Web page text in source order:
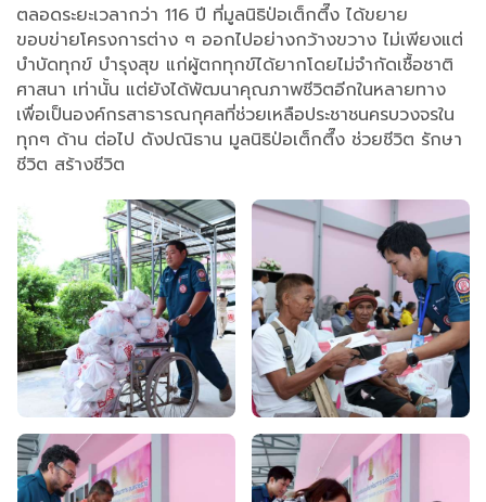
ตลอดระยะเวลากว่า 116 ปี ที่มูลนิธิป่อเต็กตึ๊ง ได้ขยาย
ขอบข่ายโครงการต่าง ๆ ออกไปอย่างกว้างขวาง ไม่เพียงแต่
บำบัดทุกข์ บำรุงสุข แก่ผู้ตกทุกข์ได้ยากโดยไม่จำกัดเชื้อชาติ
ศาสนา เท่านั้น แต่ยังได้พัฒนาคุณภาพชีวิตอีกในหลายทาง
เพื่อเป็นองค์กรสาธารณกุศลที่ช่วยเหลือประชาชนครบวงจรใน
ทุกๆ ด้าน ต่อไป ดังปณิธาน มูลนิธิป่อเต็กตึ๊ง ช่วยชีวิต รักษา
ชีวิต สร้างชีวิต